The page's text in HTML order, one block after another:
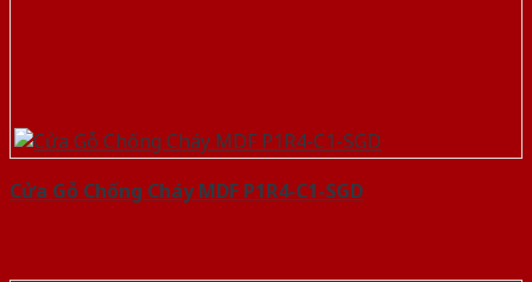
Cửa Gỗ Chống Cháy MDF P1R4-C1-SGD